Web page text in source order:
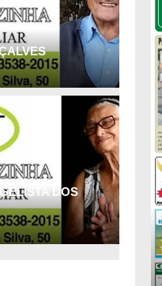
DOS